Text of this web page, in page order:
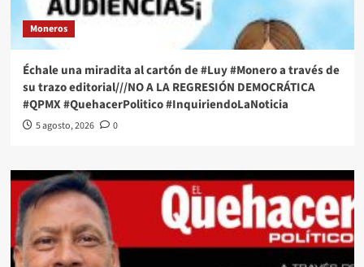
Moneros
Échale una miradita al cartón de #Luy #Monero a través de
su trazo editorial///NO A LA REGRESIÓN DEMOCRÁTICA
#QPMX #QuehacerPolitico #InquiriendoLaNoticia
5 agosto, 2026 0